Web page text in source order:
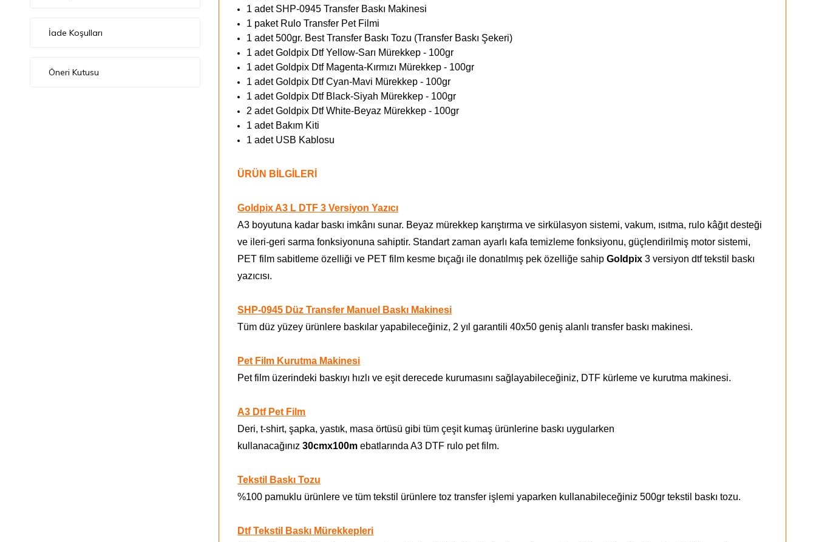
İade Koşulları
Öneri Kutusu
1 adet SHP-0945 Transfer Baskı Makinesi
1 paket Rulo Transfer Pet Filmi
1 adet 500gr. Best Transfer Baskı Tozu (Transfer Baskı Şekeri)
1 adet Goldpix Dtf Yellow-Sarı Mürekkep - 100gr
1 adet Goldpix Dtf Magenta-Kırmızı Mürekkep - 100gr
1 adet Goldpix Dtf Cyan-Mavi Mürekkep - 100gr
1 adet Goldpix Dtf Black-Siyah Mürekkep - 100gr
2 adet Goldpix Dtf White-Beyaz Mürekkep - 100gr
1 adet Bakım Kiti
1 adet USB Kablosu
ÜRÜN BİLGİLERİ
Goldpix A3 L DTF 3 Versiyon Yazıcı
A3 boyutuna kadar baskı imkânı sunar. Beyaz mürekkep karıştırma ve sirkülasyon sistemi, vakum, ısıtma, rulo kâğıt desteği
ve ileri-geri sarma fonksiyonuna sahiptir. Standart zaman ayarlı kafa temizleme fonksiyonu, güçlendirilmiş motor sistemi,
PET film sabitleme özelliği ve PET film kesme bıçağı ile donatılmış peközelliğe sahipGoldpix 3 versiyon dtf tekstil baskı
yazıcısı.
SHP-0945 Düz Transfer Manuel Baskı Makinesi
Tüm düz yüzey ürünlere baskılar yapabileceğiniz, 2 yıl garantili 40x50 geniş alanlı transfer baskı makinesi.
Pet Film Kurutma Makinesi
Pet film üzerindeki baskıyı hızlı ve eşit derecede kurumasını sağlayabileceğiniz, DTF kürleme ve kurutma makinesi.
A3 Dtf Pet Film
Deri, t-shirt, şapka, yastık, masa örtüsü gibi tüm çeşit kumaş ürünlerine baskı uygularken
kullanacağınız30cmx100m ebatlarında A3 DTF rulo pet film.
Tekstil Baskı Tozu
%100 pamuklu ürünlere ve tüm tekstil ürünlere toz transfer işlemi yaparken kullanabileceğiniz 500gr tekstil baskı tozu.
Dtf Tekstil Baskı Mürekkepleri